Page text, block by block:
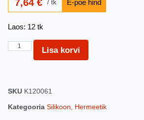
7,64€ tk
Laos: 12 tk
Lisa korvi
SKU K120061
Kategooria Silikoon, Hermeetik